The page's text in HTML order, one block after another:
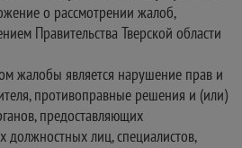
о рассмотрении жалоб,
Правительства Тверской области
жалобы является нарушение прав и
противоправные решения и (или)
предоставляющих
должностных лиц, специалистов,